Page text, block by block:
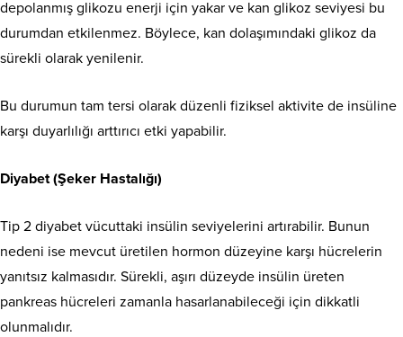
depolanmış glikozu enerji için yakar ve kan glikoz seviyesi bu
durumdan etkilenmez. Böylece, kan dolaşımındaki glikoz da
sürekli olarak yenilenir.
Bu durumun tam tersi olarak düzenli fiziksel aktivite de insüline
karşı duyarlılığı arttırıcı etki yapabilir.
Diyabet (Şeker Hastalığı)
Tip 2 diyabet vücuttaki insülin seviyelerini artırabilir. Bunun
nedeni ise mevcut üretilen hormon düzeyine karşı hücrelerin
yanıtsız kalmasıdır. Sürekli, aşırı düzeyde insülin üreten
pankreas hücreleri zamanla hasarlanabileceği için dikkatli
olunmalıdır.